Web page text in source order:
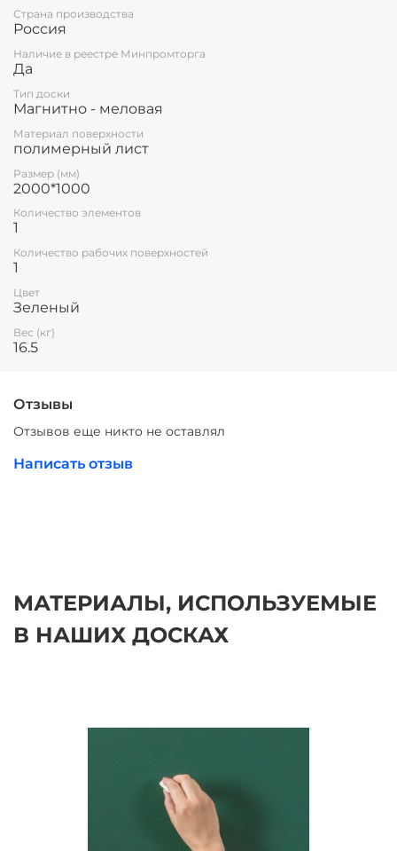
Страна производства
Россия
Наличие в реестре Минпромторга
Да
Тип доски
Магнитно - меловая
Материал поверхности
полимерный лист
Размер (мм)
2000*1000
Количество элементов
1
Количество рабочих поверхностей
1
Цвет
Зеленый
Вес (кг)
16.5
Отзывы
Отзывов еще никто не оставлял
Написать отзыв
МАТЕРИАЛЫ, ИСПОЛЬЗУЕМЫЕ
В НАШИХ ДОСКАХ